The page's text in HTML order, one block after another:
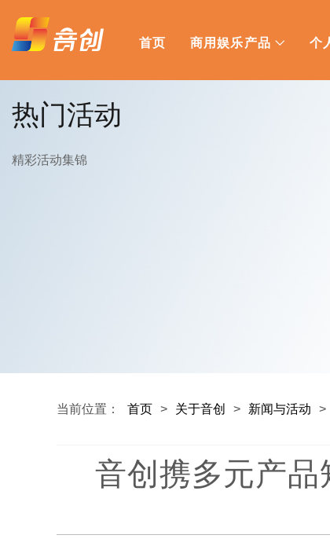
首页 商用娱乐产品 个
热门活动
精彩活动集锦
当前位置： 首页 > 关于音创 > 新闻与活动 >
音创携多元产